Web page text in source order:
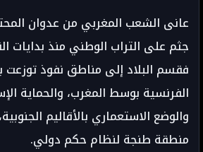
عانى الشعب المغربي من عدوان
جثم على التراب الوطني منذ بدايات
فقسم البلاد إلى مناطق نفوذ توزعت
الفرنسية بوسط المغرب، والحماية
والوضع الاستعماري بالأقاليم
منطقة طنجة لنظام حكم دولي.